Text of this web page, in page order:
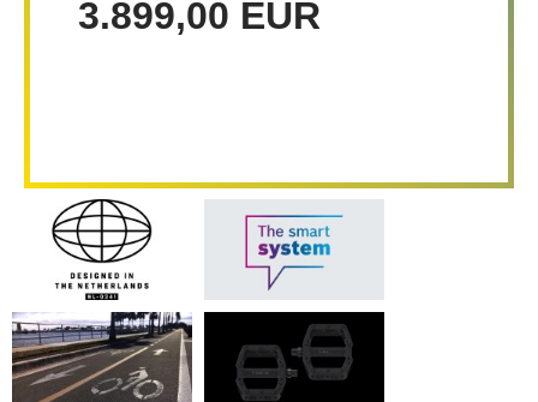
3.899,00 EUR